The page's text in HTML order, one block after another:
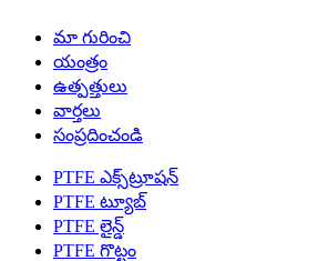
మా గురించి
యంత్రం
ఉత్పత్తులు
వార్తలు
సంప్రదించండి
PTFE ఎక్స్‌ట్రూషన్
PTFE ట్యూబ్
PTFE లైన్డ్
PTFE గొట్టం